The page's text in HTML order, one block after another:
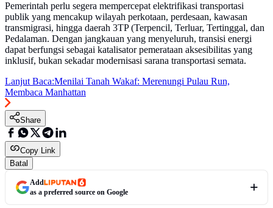
Pemerintah perlu segera mempercepat elektrifikasi transportasi
publik yang mencakup wilayah perkotaan, perdesaan, kawasan
transmigrasi, hingga daerah 3TP (Terpencil, Terluar, Tertinggal, dan
Pedalaman. Dengan jangkauan yang menyeluruh, transisi energi
dapat berfungsi sebagai katalisator pemerataan aksesibilitas yang
inklusif, bukan sekadar modernisasi sarana transportasi semata.
Lanjut Baca:Menilai Tanah Wakaf: Merenungi Pulau Run,
Membaca Manhattan
Share
Copy Link
Batal
Add
as a preferred source on Google